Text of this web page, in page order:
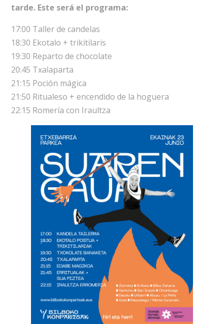
tarde. Este será el programa:
17:00 Taller de candelas
18:30 Ekotalo + trikitilaris
19:30 Reparto de chocolate
20:45 Txalaparta
21:15 Poción mágica
21:50 Ritualeso + encendido de la hoguera
22:15 Romería con Iraultza